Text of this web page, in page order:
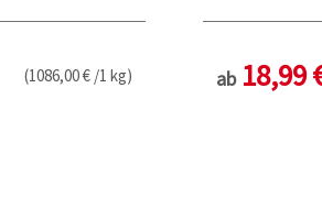
(1086,00 € /1 kg) ab 18,99